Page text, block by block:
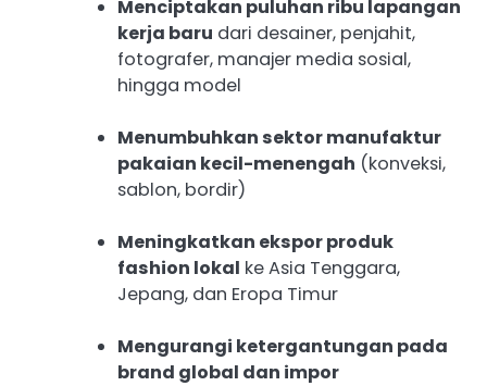
Menciptakan puluhan ribu lapangan
kerja baru dari desainer, penjahit,
fotografer, manajer media sosial,
hingga model
Menumbuhkan sektor manufaktur
pakaian kecil-menengah (konveksi,
sablon, bordir)
Meningkatkan ekspor produk
fashion lokal ke Asia Tenggara,
Jepang, dan Eropa Timur
Mengurangi ketergantungan pada
brand global dan impor